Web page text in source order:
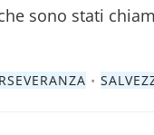
sono stati
•